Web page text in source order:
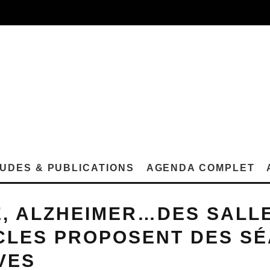
& PUBLICATIONS AGENDA COMPLET
ALZHEIMER…DES
PROPOSENT DES